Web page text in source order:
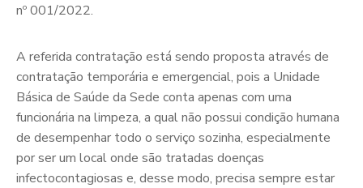
nº 001/2022.
A referida contratação está sendo proposta através de
contratação temporária e emergencial, pois a Unidade
Básica de Saúde da Sede conta apenas com uma
funcionária na limpeza, a qual não possui condição humana
de desempenhar todo o serviço sozinha, especialmente
por ser um local onde são tratadas doenças
infectocontagiosas e, desse modo, precisa sempre estar